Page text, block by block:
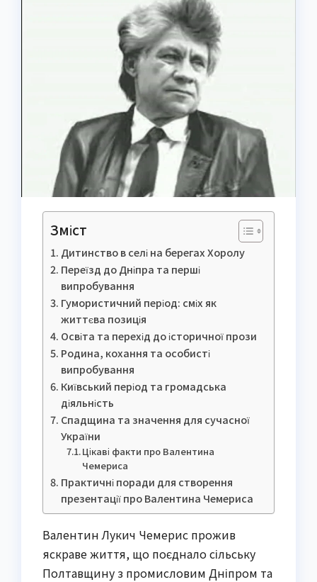
Зміст
Дитинство в селі на берегах Хоролу
Переїзд до Дніпра та перші
випробування
Гумористичний період: сміх як
життєва позиція
Освіта та перехід до історичної прози
Родина, кохання та особисті
випробування
Київський період та громадська
діяльність
Спадщина та значення для сучасної
України
Цікаві факти про Валентина
Чемериса
Практичні поради для створення
презентації про Валентина Чемериса
Валентин Лукич Чемерис прожив
яскраве життя, що поєднало сільську
Полтавщину з промисловим Дніпром та